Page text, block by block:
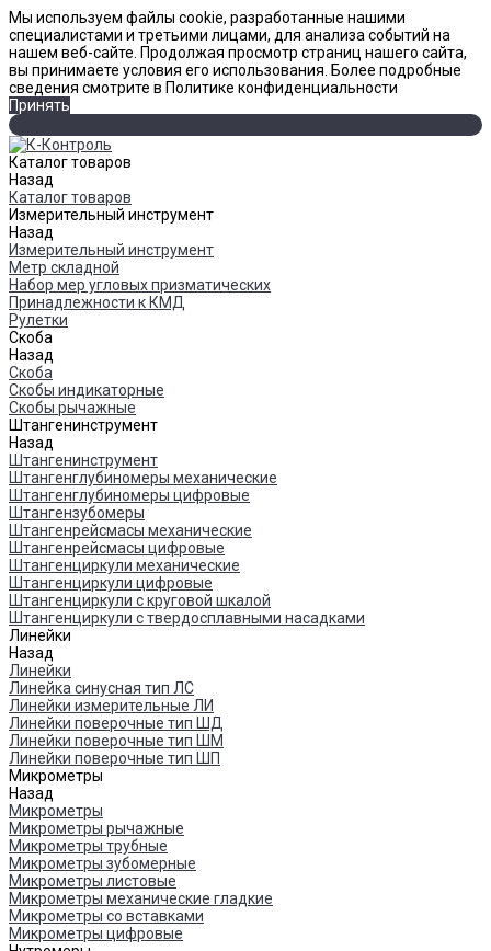
Мы используем файлы cookie, разработанные нашими
специалистами и третьими лицами, для анализа событий на
нашем веб-сайте. Продолжая просмотр страниц нашего сайта,
вы принимаете условия его использования. Более подробные
сведения смотрите в Политике конфиденциальности
Принять
Каталог товаров
Назад
Каталог товаров
Измерительный инструмент
Назад
Измерительный инструмент
Метр складной
Набор мер угловых призматических
Принадлежности к КМД
Рулетки
Скоба
Назад
Скоба
Скобы индикаторные
Скобы рычажные
Штангенинструмент
Назад
Штангенинструмент
Штангенглубиномеры механические
Штангенглубиномеры цифровые
Штангензубомеры
Штангенрейсмасы механические
Штангенрейсмасы цифровые
Штангенциркули механические
Штангенциркули цифровые
Штангенциркули с круговой шкалой
Штангенциркули с твердосплавными насадками
Линейки
Назад
Линейки
Линейка синусная тип ЛС
Линейки измерительные ЛИ
Линейки поверочные тип ШД
Линейки поверочные тип ШМ
Линейки поверочные тип ШП
Микрометры
Назад
Микрометры
Микрометры рычажные
Микрометры трубные
Микрометры зубомерные
Микрометры листовые
Микрометры механические гладкие
Микрометры со вставками
Микрометры цифровые